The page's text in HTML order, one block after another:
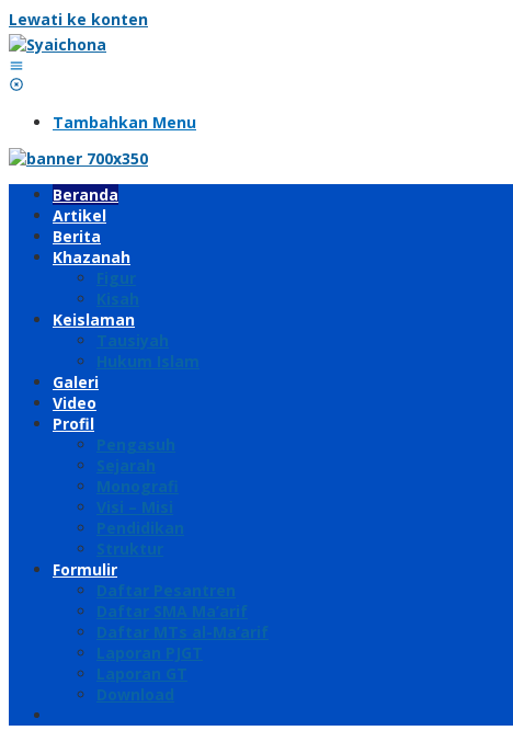
Lewati ke konten
Tambahkan Menu
Beranda
Artikel
Berita
Khazanah
Figur
Kisah
Keislaman
Tausiyah
Hukum Islam
Galeri
Video
Profil
Pengasuh
Sejarah
Monografi
Visi – Misi
Pendidikan
Struktur
Formulir
Daftar Pesantren
Daftar SMA Ma’arif
Daftar MTs al-Ma’arif
Laporan PJGT
Laporan GT
Download